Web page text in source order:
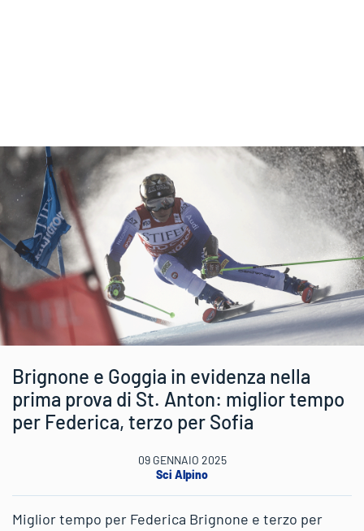
Brignone e Goggia in evidenza nella
prima prova di St. Anton: miglior tempo
per Federica, terzo per Sofia
09 GENNAIO 2025
Sci Alpino
Miglior tempo per Federica Brignone e terzo per